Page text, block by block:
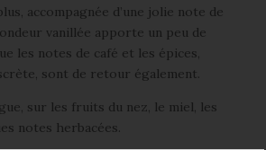
accompagnée d’une jolie note de
vanillée apporte un peu de
les notes de café et les épices,
sont de retour également.
sur les fruits du nez, le miel, les
notes herbacées.